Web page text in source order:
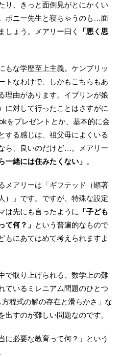
り、きっと面倒見がとにかくい
ボニー先生と寝ちゃうのも…面
しょう。メアリー曰く
「悪く思
もな学歴至上主義。ケンブリッ
トなわけで、しかもこちらもあ
理由があります。イブリンが娘
に対して行ったことはさすがに
をプレゼントとか、基本的に金
する感じは、祖父母によくいる
ら、良いのだけど…。メアリー
一緒には住みたくない」 。
メアリーは「ギフテッド（顕著
）」です。ですが、特殊な設定
は先にも言ったように 「子ども
て何？」 という普遍的なもので
もにあてはめて考えられますよ
で取り上げられる、数学上の難
ているミレニアム問題のひとつ
程式の解の存在と滑らかさ」な
出すのが難しい問題なのです。
に必要な教育って何？」という